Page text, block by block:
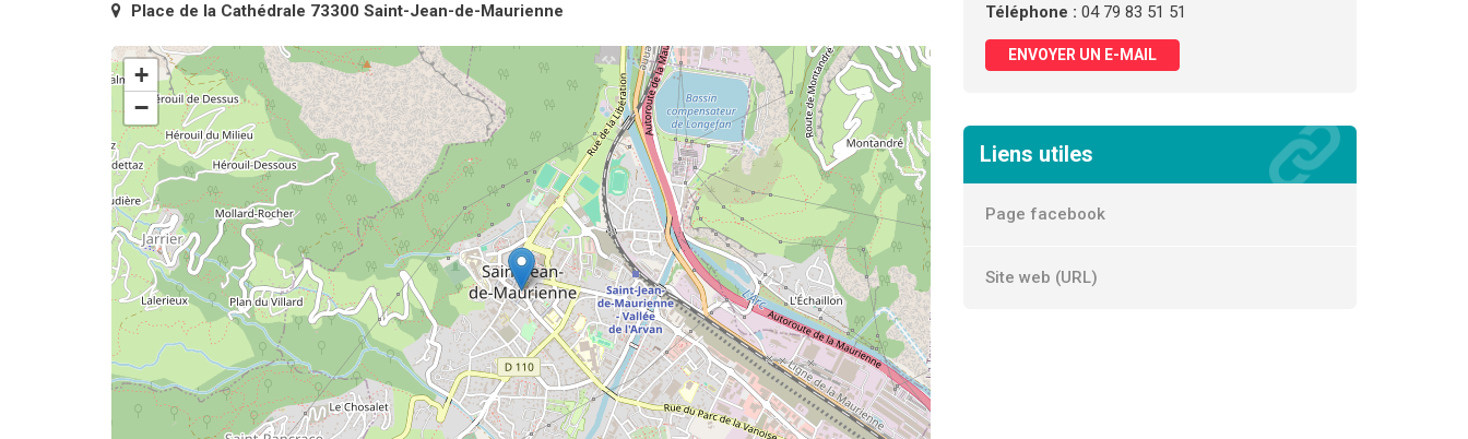
Place de la Cathédrale 73300 Saint-Jean-de-Maurienne
+
−
Téléphone : 04 79 83 51 51
ENVOYER UN E-MAIL
Liens utiles
Page facebook
Site web (URL)